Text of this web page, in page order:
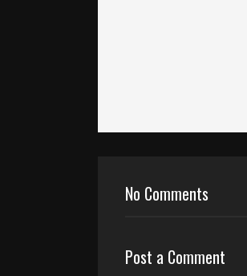
No Comments
Post a Comment